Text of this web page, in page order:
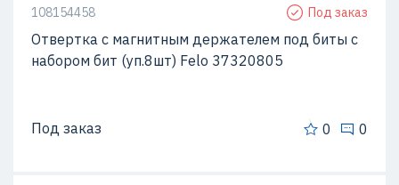
108154458 Под заказ
Отвертка с магнитным держателем под биты с
набором бит (уп.8шт) Felo 37320805
Под заказ 0 0